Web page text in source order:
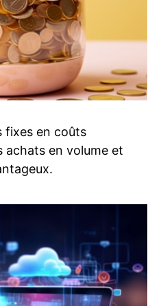
fixes en coûts
achats en volume et